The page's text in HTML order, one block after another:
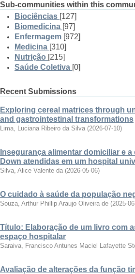
Sub-communities within this
Biociências [127]
Biomedicina [97]
Enfermagem [972]
Medicina [310]
Nutrição [215]
Saúde Coletiva [0]
Recent Submissions
Exploring cereal matrices through
and gastrointestinal transformations
Lima, Luciana Ribeiro da Silva (2026-07-10)
Insegurança alimentar domiciliar e
Down atendidas em um hospital
Silva, Alice Valente da (2026-05-06)
O cuidado à saúde da população
Souza, Arthur Phillip Araujo Oliveira de (2025-
Título: Elaboração de um livro com
espaço hospitalar
Saraiva, Francisco Antunes Maciel Lafayette
Avaliação de alterações da função